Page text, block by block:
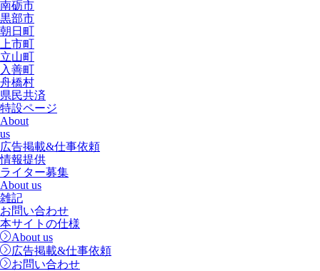
南砺市
黒部市
朝日町
上市町
立山町
入善町
舟橋村
県民共済
特設ページ
About
us
広告掲載&仕事依頼
情報提供
ライター募集
About us
雑記
お問い合わせ
本サイトの仕様
About us
広告掲載&仕事依頼
お問い合わせ